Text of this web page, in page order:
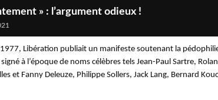
» : l’argument odieux !
Libération publiait un manifeste soutenant la
à l’époque de noms célèbres tels Jean-Paul Sartre,
et Fanny Deleuze, Philippe Sollers, Jack Lang, Bernard